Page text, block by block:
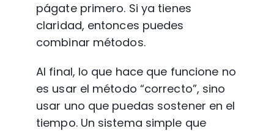
págate primero. Si ya tienes
claridad, entonces puedes
combinar métodos.
Al final, lo que hace que funcione no
es usar el método “correcto”, sino
usar uno que puedas sostener en el
tiempo. Un sistema simple que